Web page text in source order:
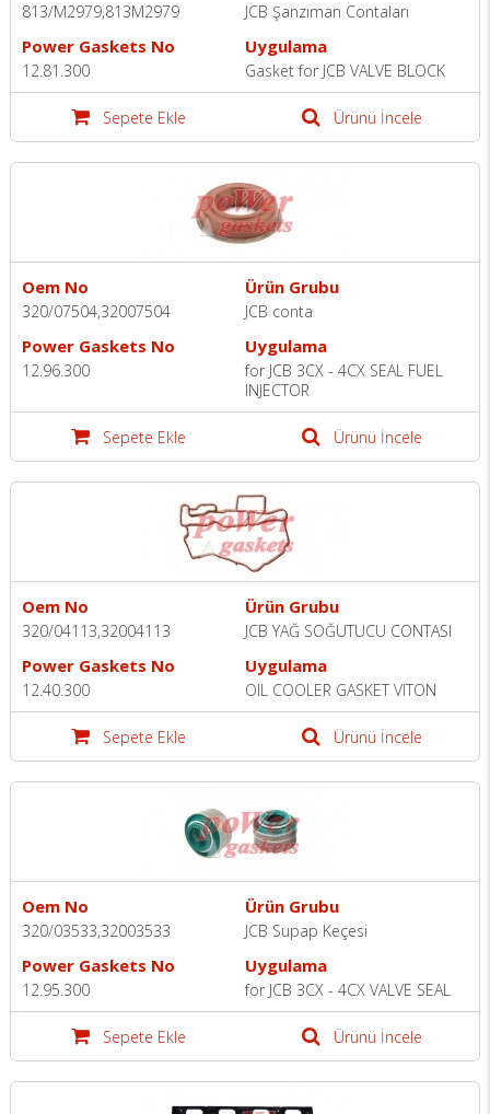
813/M2979,813M2979 JCB Şanzıman Contaları
Power Gaskets No
12.81.300
Uygulama
Gasket for JCB VALVE BLOCK
Sepete Ekle Ürünü İncele
Oem No
320/07504,32007504
Ürün Grubu
JCB conta
Power Gaskets No
12.96.300
Uygulama
for JCB 3CX - 4CX SEAL FUEL
INJECTOR
Sepete Ekle Ürünü İncele
Oem No
320/04113,32004113
Ürün Grubu
JCB YAĞ SOĞUTUCU CONTASI
Power Gaskets No
12.40.300
Uygulama
OIL COOLER GASKET VITON
Sepete Ekle Ürünü İncele
Oem No
320/03533,32003533
Ürün Grubu
JCB Supap Keçesi
Power Gaskets No
12.95.300
Uygulama
for JCB 3CX - 4CX VALVE SEAL
Sepete Ekle Ürünü İncele